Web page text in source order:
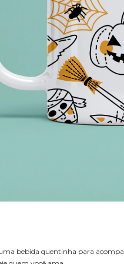
bebida quentinha para